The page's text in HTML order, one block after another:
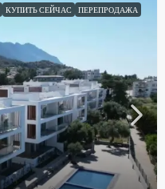
КУПИТЬ СЕЙЧАС ПЕРЕПРОДАЖА